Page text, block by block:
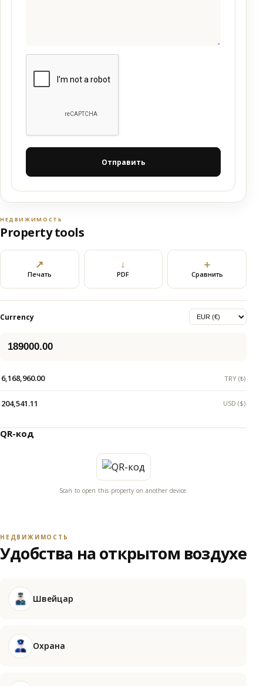
Отправить
НЕДВИЖИМОСТЬ
Property tools
↗
Печать
↓
PDF
＋
Сравнить
Currency
6,168,960.00 TRY (₺)
204,541.11 USD ($)
QR-код
Scan to open this property on another device.
НЕДВИЖИМОСТЬ
Удобства на открытом воздухе
Швейцар
Охрана